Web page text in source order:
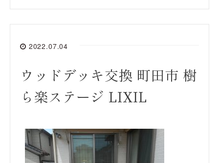
2022.07.04
ウッドデッキ交換 町田市 樹
ら楽ステージ LIXIL